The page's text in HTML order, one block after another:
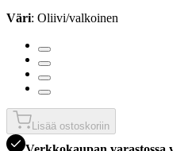
Väri: Oliivi/valkoinen
Lisää ostoskoriin